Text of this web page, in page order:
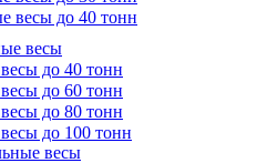
весы до 40 тонн
весы
до 40 тонн
до 60 тонн
до 80 тонн
до 100 тонн
весы